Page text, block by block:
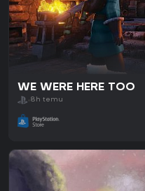
WE WERE HERE TOO
8h temu